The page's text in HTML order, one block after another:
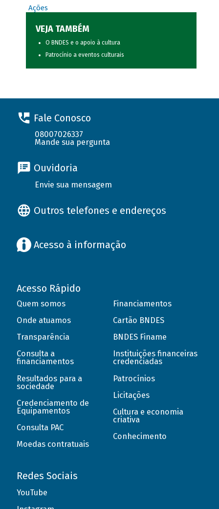
Ações
VEJA TAMBÉM
O BNDES e o apoio à cultura
Patrocínio a eventos culturais
Fale Conosco
08007026337
Mande sua pergunta
Ouvidoria
Envie sua mensagem
Outros telefones e endereços
Acesso à informação
Acesso Rápido
Quem somos
Onde atuamos
Transparência
Consulta a
financiamentos
Resultados para a
sociedade
Credenciamento de
Equipamentos
Consulta PAC
Moedas contratuais
Financiamentos
Cartão BNDES
BNDES Finame
Instituições financeiras
credenciadas
Patrocínios
Licitações
Cultura e economia
criativa
Conhecimento
Redes Sociais
YouTube